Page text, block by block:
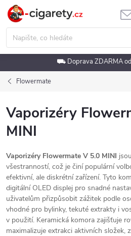
Přejít
obsah
⛟ Doprava ZDARMA
Flowermate
Vaporizéry
MINI
Vaporizéry Flowermate V 5.0 MINI
všestranností, což je činí populární
efektivní, ale diskrétní zařízení. Tyto
digitální OLED displej pro snadné
uživatelům přizpůsobit zážitek podle
vhodné pro bylinky, tekuté extrakty i
v použití. Keramická komora zajišťuje
maximalizuje extrakci aktivních složek,